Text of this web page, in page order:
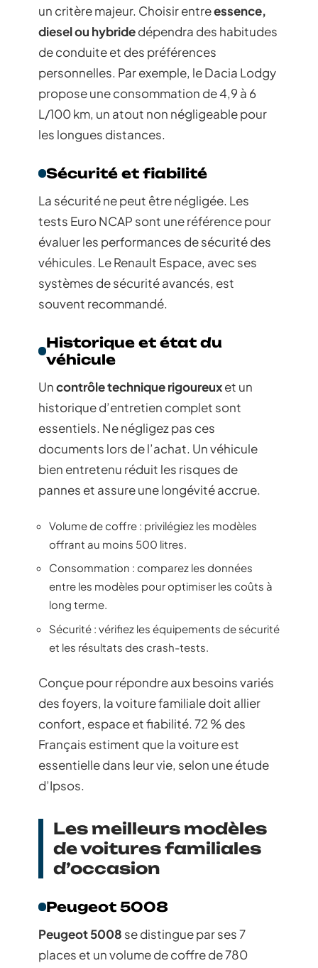
un critère majeur. Choisir entreessence,
diesel ou hybridedépendra des habitudes
de conduite et des préférences
personnelles. Par exemple, le Dacia Lodgy
propose une consommation de 4,9 à 6
L/100 km, un atout non négligeable pour
les longues distances.
Sécurité et fiabilité
La sécurité ne peut être négligée. Les
tests Euro NCAP sont une référence pour
évaluer les performances de sécurité des
véhicules. Le Renault Espace, avec ses
systèmes de sécurité avancés, est
souvent recommandé.
Historique et état du
véhicule
Uncontrôle technique rigoureuxet un
historique d’entretien complet sont
essentiels. Ne négligez pas ces
documents lors de l’achat. Un véhicule
bien entretenu réduit les risques de
pannes et assure une longévité accrue.
Volume de coffre : privilégiez les modèles
offrant au moins 500 litres.
Consommation : comparez les données
entre les modèles pour optimiser les coûts à
long terme.
Sécurité : vérifiez les équipements de sécurité
et les résultats des crash-tests.
Conçue pour répondre aux besoins variés
des foyers, la voiture familiale doit allier
confort, espace et fiabilité. 72 % des
Français estiment que la voiture est
essentielle dans leur vie, selon une étude
d’Ipsos.
Les meilleurs modèles
de voitures familiales
d’occasion
Peugeot 5008
Peugeot 5008 se distingue par ses 7
places et un volume de coffre de 780